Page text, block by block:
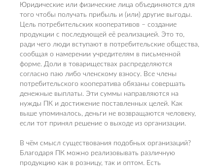
Юридические или физические лица объединяются для
того чтобы получать прибыль и (или) другие выгоды.
Цель потребительских кооперативов – создание
продукции с последующей её реализацией. Это то,
ради чего люди вступают в потребительские общества,
сообщая о намерении учредителям в письменной
форме. Доли в товариществах распределяются
согласно паю либо членскому взносу. Все члены
потребительского кооператива обязаны совершать
денежные выплаты. Эти суммы направляются на
нужды ПК и достижение поставленных целей. Как
выше упоминалось, деньги не возвращаются человеку,
если тот принял решение о выходе из организации.
В чём смысл существования подобных организаций?
Благодаря ПК можно реализовывать различную
продукцию как в розницу, так и оптом. Есть